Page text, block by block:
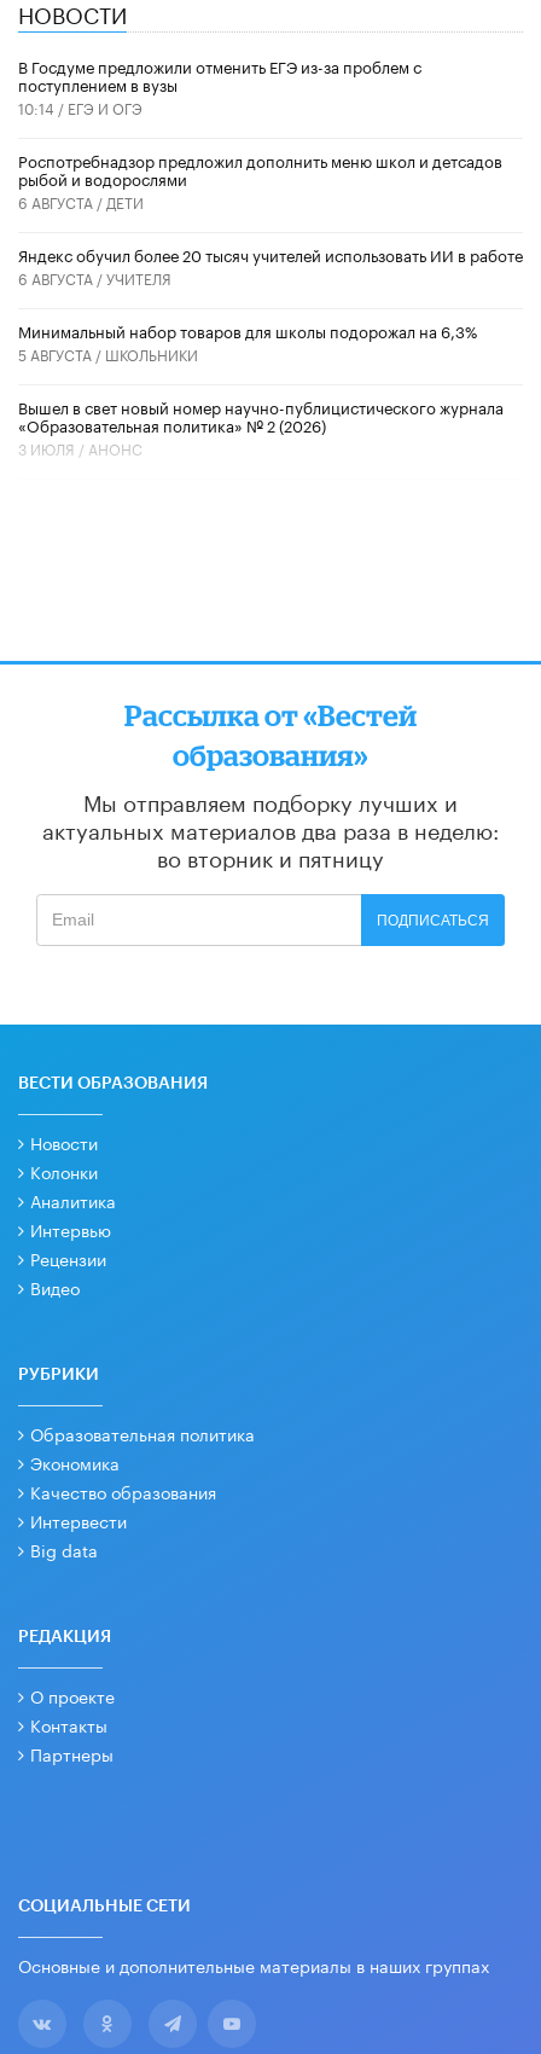
НОВОСТИ
В Госдуме предложили отменить ЕГЭ из-за проблем с
поступлением в вузы
10:14 / ЕГЭ И ОГЭ
Роспотребнадзор предложил дополнить меню школ и детсадов
рыбой и водорослями
6 АВГУСТА / ДЕТИ
​Яндекс обучил более 20 тысяч учителей использовать ИИ в работе
6 АВГУСТА /УЧИТЕЛЯ
Минимальный набор товаров для школы подорожал на 6,3%
5 АВГУСТА / ШКОЛЬНИКИ
Вышел в свет новый номер научно-публицистического журнала
«Образовательная политика» № 2 (2026)
3 ИЮЛЯ / АНОНС
Рассылка от «Вестей
образования»
Мы отправляем подборку лучших и
актуальных материалов два раза в неделю:
во вторник и пятницу
ПОДПИСАТЬСЯ
ВЕСТИ ОБРАЗОВАНИЯ
Новости
Колонки
Аналитика
Интервью
Рецензии
Видео
РУБРИКИ
Образовательная политика
Экономика
Качество образования
Интервести
Big data
РЕДАКЦИЯ
О проекте
Контакты
Партнеры
СОЦИАЛЬНЫЕ СЕТИ
Основные и дополнительные материалы в наших группах